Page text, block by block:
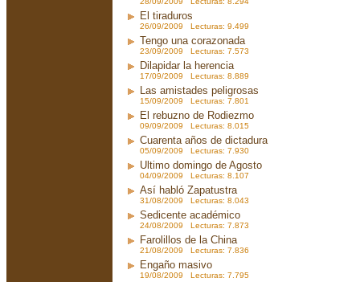
El tiraduros
26/09/2009 Lecturas: 9.499
Tengo una corazonada
23/09/2009 Lecturas: 7.573
Dilapidar la herencia
17/09/2009 Lecturas: 8.889
Las amistades peligrosas
15/09/2009 Lecturas: 7.801
El rebuzno de Rodiezmo
09/09/2009 Lecturas: 8.015
Cuarenta años de dictadura
05/09/2009 Lecturas: 7.930
Ultimo domingo de Agosto
04/09/2009 Lecturas: 8.107
Así habló Zapatustra
31/08/2009 Lecturas: 8.043
Sedicente académico
24/08/2009 Lecturas: 7.873
Farolillos de la China
21/08/2009 Lecturas: 7.836
Engaño masivo
19/08/2009 Lecturas: 7.795